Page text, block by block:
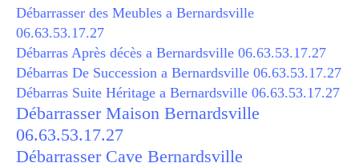
Débarrasser des Meubles a Bernardsville
06.63.53.17.27
Débarras Après décès a Bernardsville 06.63.53.17.27
Débarras De Succession a Bernardsville 06.63.53.17.27
Débarras Suite Héritage a Bernardsville 06.63.53.17.27
Débarrasser Maison Bernardsville
06.63.53.17.27
Débarrasser Cave Bernardsville